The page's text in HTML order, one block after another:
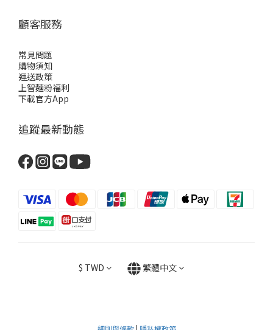
顧客服務
常見問題
購物須知
運送政策
上智麵粉福利
下載官方App
追蹤最新動態
$ TWD 繁體中文